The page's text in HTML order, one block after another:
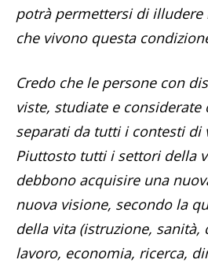
potrà permettersi di
che vivono questa
Credo che le persone con
viste, studiate e considerate
separati da tutti i contesti di
Piuttosto tutti i settori della
debbono acquisire una
nuova visione, secondo la
della vita (istruzione,
lavoro, economia, ricerca,